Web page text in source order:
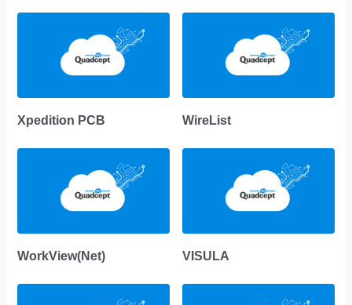
Xpedition PCB WireList
WorkView(Net) VISULA